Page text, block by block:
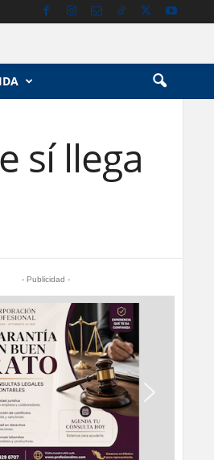
sí llega
- Publicidad -